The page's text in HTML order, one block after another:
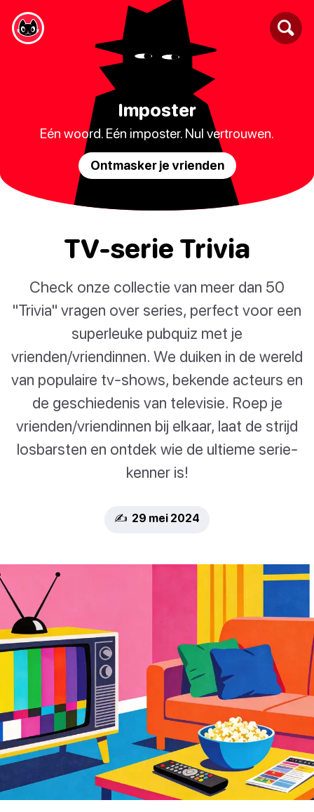
Imposter
Eén woord. Eén imposter. Nul vertrouwen.
Ontmasker je vrienden
TV-serie Trivia
Check onze collectie van meer dan 50
"Trivia" vragen over series, perfect voor een
superleuke pubquiz met je
vrienden/vriendinnen. We duiken in de wereld
van populaire tv-shows, bekende acteurs en
de geschiedenis van televisie. Roep je
vrienden/vriendinnen bij elkaar, laat de strijd
losbarsten en ontdek wie de ultieme serie-
kenner is!
✍️ 29 mei 2024